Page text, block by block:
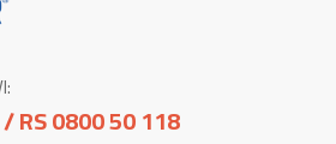
RS 0800 50 118